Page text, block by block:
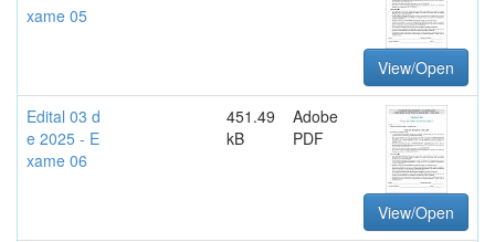
xame 05
View/Open
Edital 03 d
e 2025 - E
xame 06
451.49
kB
Adobe
PDF
View/Open